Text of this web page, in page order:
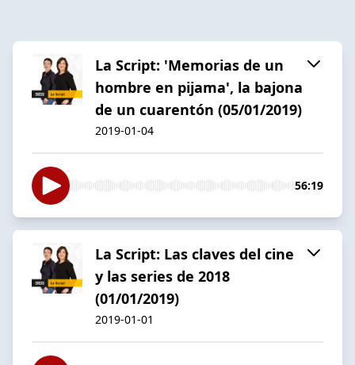
La Script: 'Memorias de un
hombre en pijama', la bajona
de un cuarentón (05/01/2019)
2019-01-04
56:19
La Script: Las claves del cine
y las series de 2018
(01/01/2019)
2019-01-01